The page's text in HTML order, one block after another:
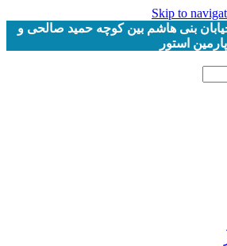
Skip to
بنی هاشم بین کوچه حمید صالحی و